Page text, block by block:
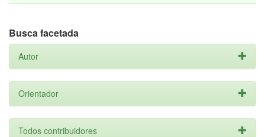
Busca facetada
Autor
Orientador
Todos contribuidores